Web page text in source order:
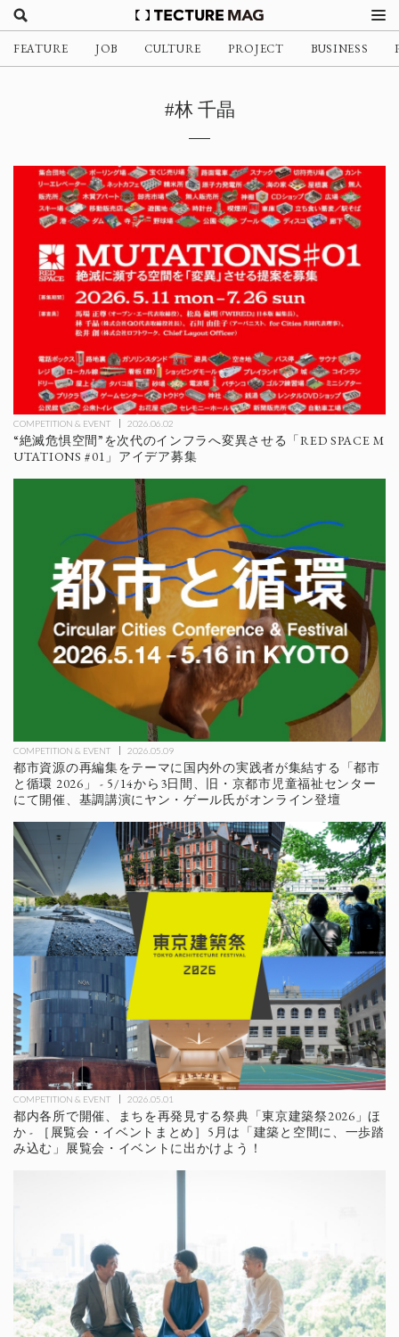
FEATURE JOB CULTURE PROJECT BUSINESS
#林 千晶
COMPETITION & EVENT 2026.06.02
“絶滅危惧空間”を次代のインフラへ変異させる「RED SPACE M
UTATIONS #01」アイデア募集
COMPETITION & EVENT 2026.05.09
都市資源の再編集をテーマに国内外の実践者が集結する「都市
と循環 2026」 - 5/14から3日間、旧・京都市児童福祉センター
にて開催、基調講演にヤン・ゲール氏がオンライン登壇
COMPETITION & EVENT 2026.05.01
都内各所で開催、まちを再発見する祭典「東京建築祭2026」ほ
か - ［展覧会・イベントまとめ］5月は「建築と空間に、一歩踏
み込む」展覧会・イベントに出かけよう！